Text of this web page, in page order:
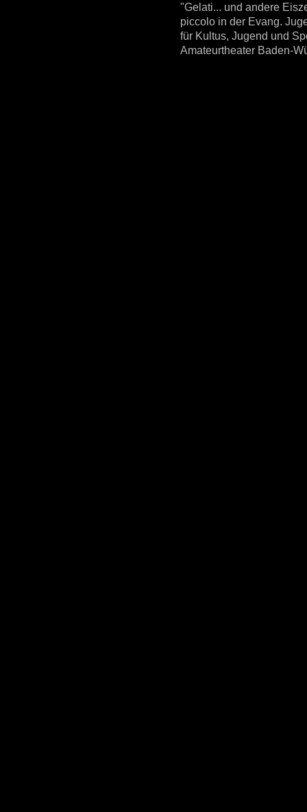
"Gelati... und andere
piccolo in der Evang.
für Kultus, Jugend und
Amateurtheater Baden-